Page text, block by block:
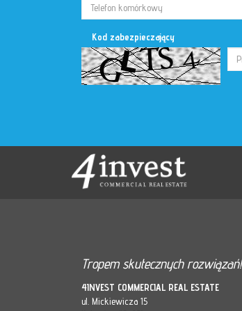
Kod zabezpieczający
Tropem skutecznych rozwiązań!
4INVEST COMMERCIAL REAL ESTATE
ul. Mickiewicza 15